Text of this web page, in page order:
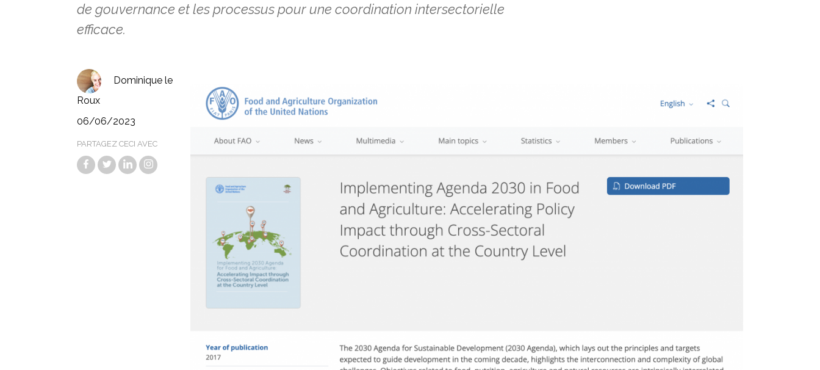
de gouvernance et les processus pour une coordination intersectorielle
efficace.
Dominique le
Roux
06/06/2023
PARTAGEZ CECI AVEC